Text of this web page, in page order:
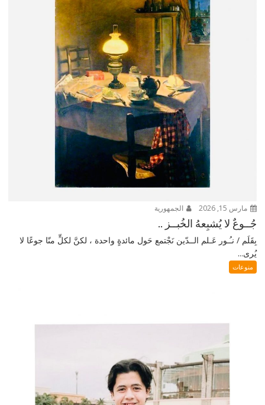
مارس 15, 2026 الجمهورية
جُــوعٌ لا يُشبِعهُ الخُبــز ..
بِقَلَم / نـُـور عَـلم الــدّين نَجْتمع حَول مائدةٍ واحدة ، لكنَّ لكلٍّ منّا جوعًا لا
يُرى...
منوعات